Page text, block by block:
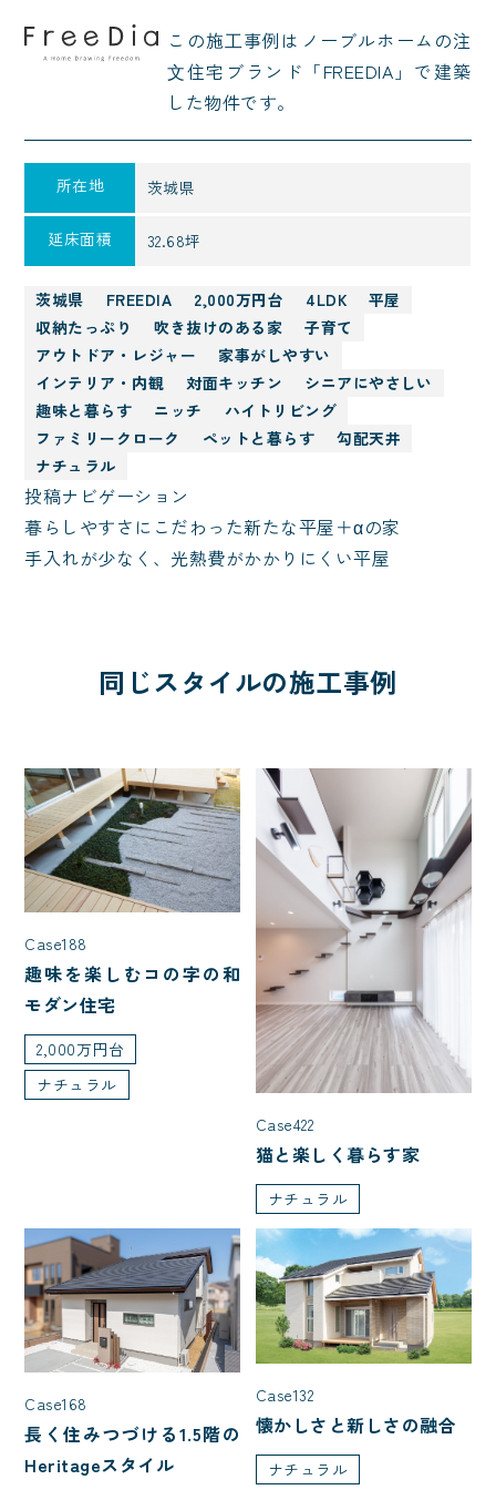
この施⼯事例はノーブルホームの注
⽂住宅ブランド「FREEDIA」で建築
した物件です。
所在地 茨城県
延床面積 32.68坪
茨城県 FREEDIA 2,000万円台 4LDK
平屋
収納たっぷり
吹き抜けのある家
子育て
アウトドア・レジャー
家事がしやすい
インテリア・内観
対面キッチン
シニアにやさしい
趣味と暮らす
ニッチ
ハイトリビング
ファミリークローク
ペットと暮らす
勾配天井
ナチュラル
投稿ナビゲーション
暮らしやすさにこだわった新たな平屋＋αの家
手入れが少なく、光熱費がかかりにくい平屋
同じスタイルの施工事例
Case188
趣味を楽しむコの字の和
モダン住宅
2,000万円台
ナチュラル
Case422
猫と楽しく暮らす家
ナチュラル
Case168
長く住みつづける1.5階の
Heritageスタイル
Case132
懐かしさと新しさの融合
ナチュラル